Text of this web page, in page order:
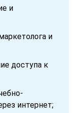
и
и
доступа к
интернет;